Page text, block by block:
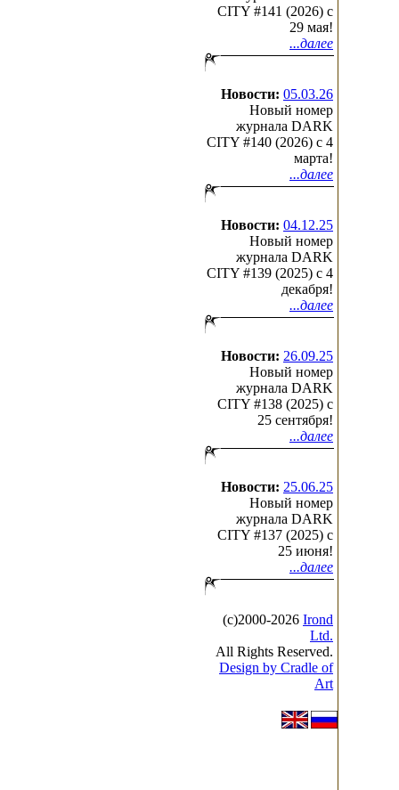
CITY #141 (2026) c
29 мая!
...далее
Новости: 05.03.26
Новый номер
журнала DARK
CITY #140 (2026) c 4
марта!
...далее
Новости: 04.12.25
Новый номер
журнала DARK
CITY #139 (2025) c 4
декабря!
...далее
Новости: 26.09.25
Новый номер
журнала DARK
CITY #138 (2025) c
25 сентября!
...далее
Новости: 25.06.25
Новый номер
журнала DARK
CITY #137 (2025) c
25 июня!
...далее
(с)2000-2026 Irond
Ltd.
All Rights Reserved.
Design by Cradle of
Art